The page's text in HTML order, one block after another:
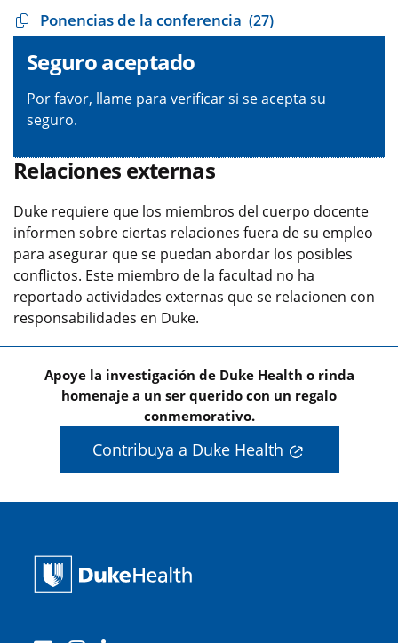
Ponencias de la conferencia (27)
Seguro aceptado
Por favor, llame para verificar si se acepta su
seguro.
Relaciones externas
Duke requiere que los miembros del cuerpo docente
informen sobre ciertas relaciones fuera de su empleo
para asegurar que se puedan abordar los posibles
conflictos. Este miembro de la facultad no ha
reportado actividades externas que se relacionen con
responsabilidades en Duke.
Apoye la investigación de Duke Health o rinda
homenaje a un ser querido con un regalo
conmemorativo.
Contribuya a Duke Health